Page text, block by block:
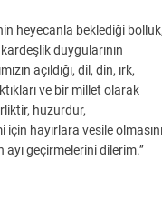
heyecanla beklediği
duygularının
açıldığı, dil, din, ırk,
ve bir millet olarak
huzurdur,
hayırlara vesile olmasını
geçirmelerini dilerim.’’